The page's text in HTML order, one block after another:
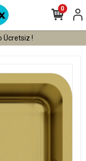
Ücretsiz !
0